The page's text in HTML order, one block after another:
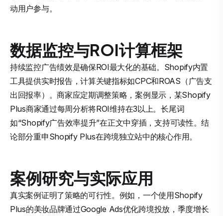
动用户参与。
数据监控与ROI计算框架
持续监控广告绩效是确保ROI最大化的基础。Shopify内置
工具提供实时报告，计算关键指标如CPC和ROAS（广告支
出回报率）。商家应定期调整策略，案例显示，某Shopify
Plus商家通过每周分析将ROI维持在3以上。长尾词
如“Shopify广告效率提升”在正文中穿插，支持可读性。结
论部分重申Shopify Plus在跨境独立站中的核心作用。
案例研究与实际应用
真实案例证明了策略的可行性。例如，一个使用Shopify
Plus的美妆品牌通过Google Ads优化跨境投放，季度增长